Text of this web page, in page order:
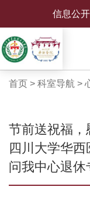
信息公开
首页 > 科室导航>
节前送祝福
四川大学华
问我中心退